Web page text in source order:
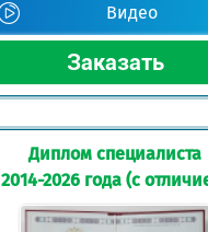
Видео
Диплом специалиста
2014-2026 года (с